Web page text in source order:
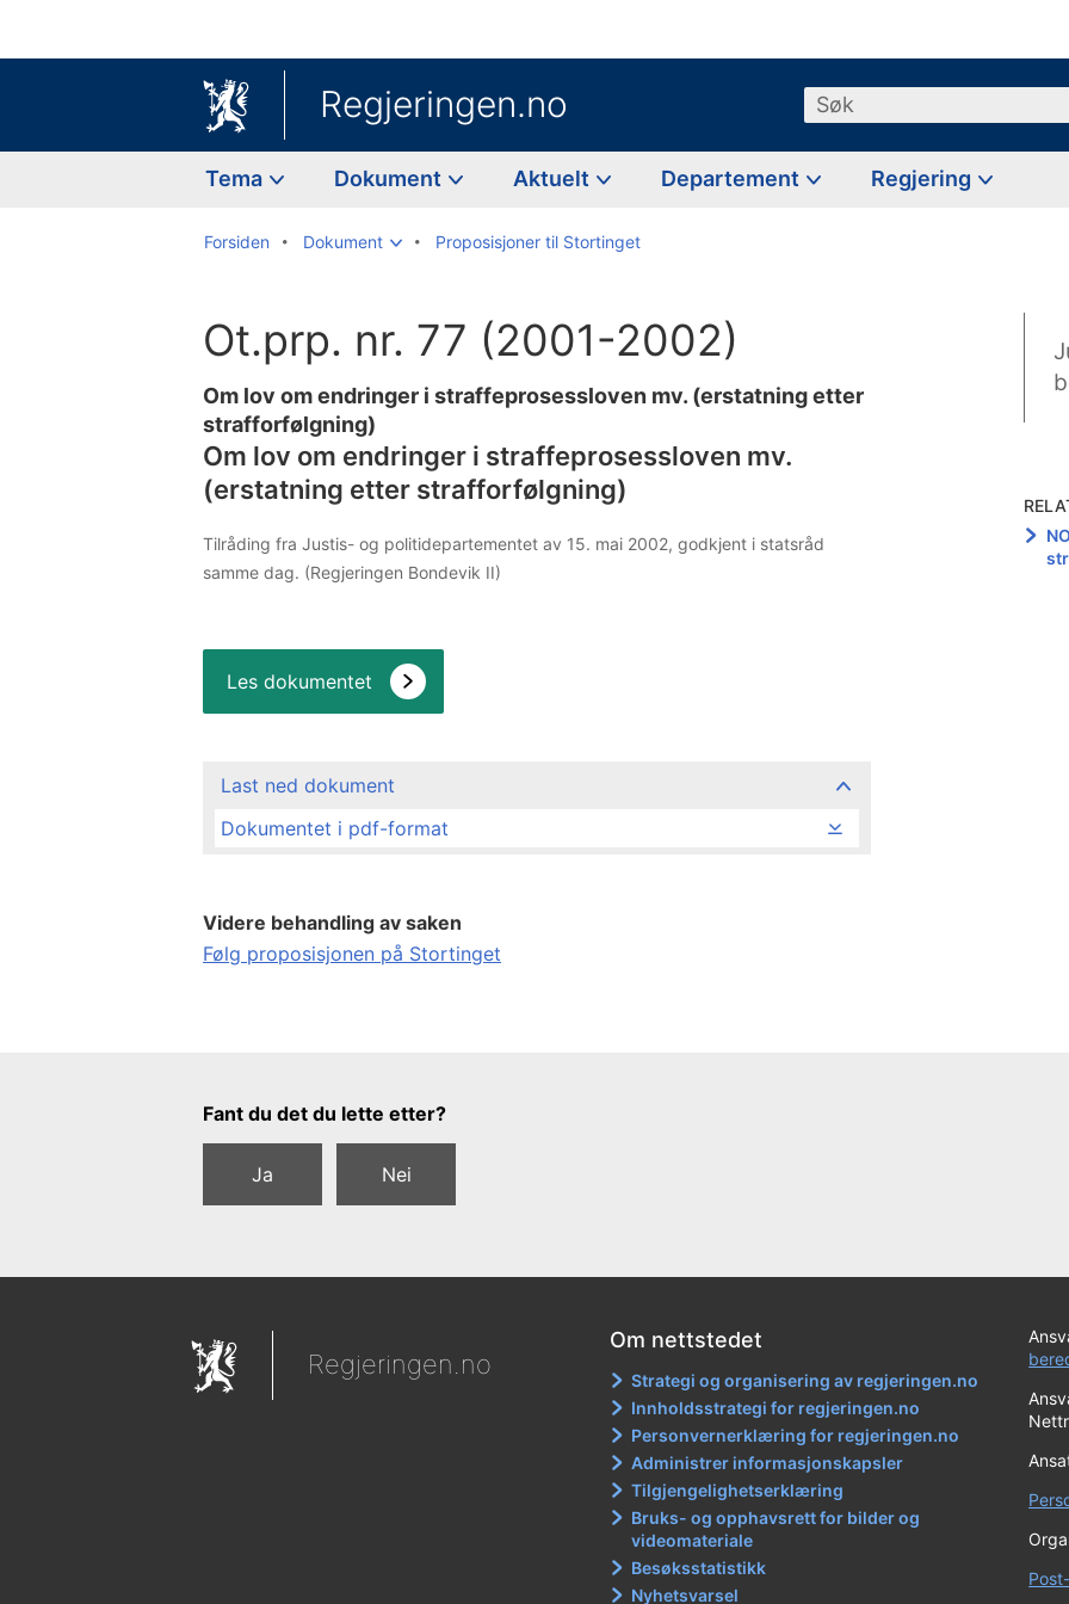
Regjeringen.no Søk
Tema Dokument Aktuelt Departement Regjering
Forsiden Dokument Proposisjoner til Stortinget
Ot.prp. nr. 77 (2001-2002)
Om lov om endringer i straffeprosessloven mv. (erstatning etter
strafforfølgning)
Om lov om endringer i straffeprosessloven mv.
(erstatning etter strafforfølgning)
Tilråding fra Justis- og politidepartementet av 15. mai 2002, godkjent i statsråd
samme dag. (Regjeringen Bondevik II)
Les dokumentet
Last ned dokument
Dokumentet i pdf-format
Videre behandling av saken
Følg proposisjonen på Stortinget
Tilbakemeldingsskjema
Fant du det du lette etter?
Ja Nei
Regjeringen.no
Om nettstedet
Strategi og organisering av regjeringen.no
Innholdsstrategi for regjeringen.no
Personvernerklæring for regjeringen.no
Administrer informasjonskapsler
Tilgjengelighetserklæring
Bruks- og opphavsrett for bilder og
videomateriale
Besøksstatistikk
Nyhetsvarsel